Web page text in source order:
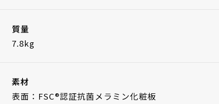
質量
7.8kg
素材
表面：FSC®認証抗菌メラミン化粧板